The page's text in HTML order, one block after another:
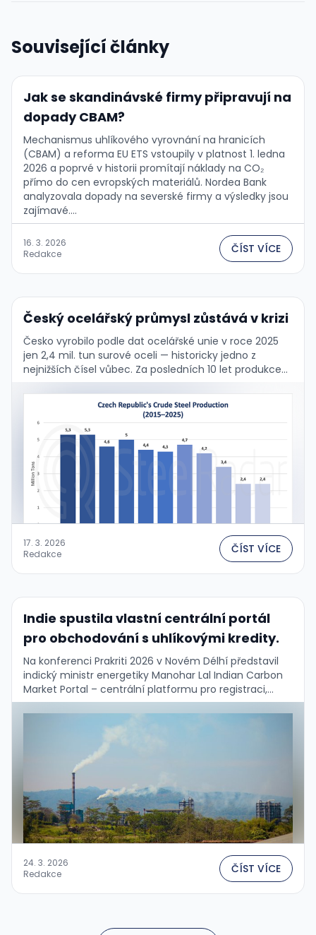
Související články
Jak se skandinávské firmy připravují na
dopady CBAM?
Mechanismus uhlíkového vyrovnání na hranicích
(CBAM) a reforma EU ETS vstoupily v platnost 1. ledna
2026 a poprvé v historii promítají náklady na CO₂
přímo do cen evropských materiálů. Nordea Bank
analyzovala dopady na severské firmy a výsledky jsou
zajímavé....
16. 3. 2026
Redakce
ČÍST VÍCE
Český ocelářský průmysl zůstává v krizi
Česko vyrobilo podle dat ocelářské unie v roce 2025
jen 2,4 mil. tun surové oceli — historicky jedno z
nejnižších čísel vůbec. Za posledních 10 let produkce
klesla o více …
17. 3. 2026
Redakce
ČÍST VÍCE
Indie spustila vlastní centrální portál
pro obchodování s uhlíkovými kredity.
Na konferenci Prakriti 2026 v Novém Délhí představil
indický ministr energetiky Manohar Lal Indian Carbon
Market Portal – centrální platformu pro registraci,
monitoring, reporting a verifikaci (MRV) emisí
průmyslových podniků. …
24. 3. 2026
Redakce
ČÍST VÍCE